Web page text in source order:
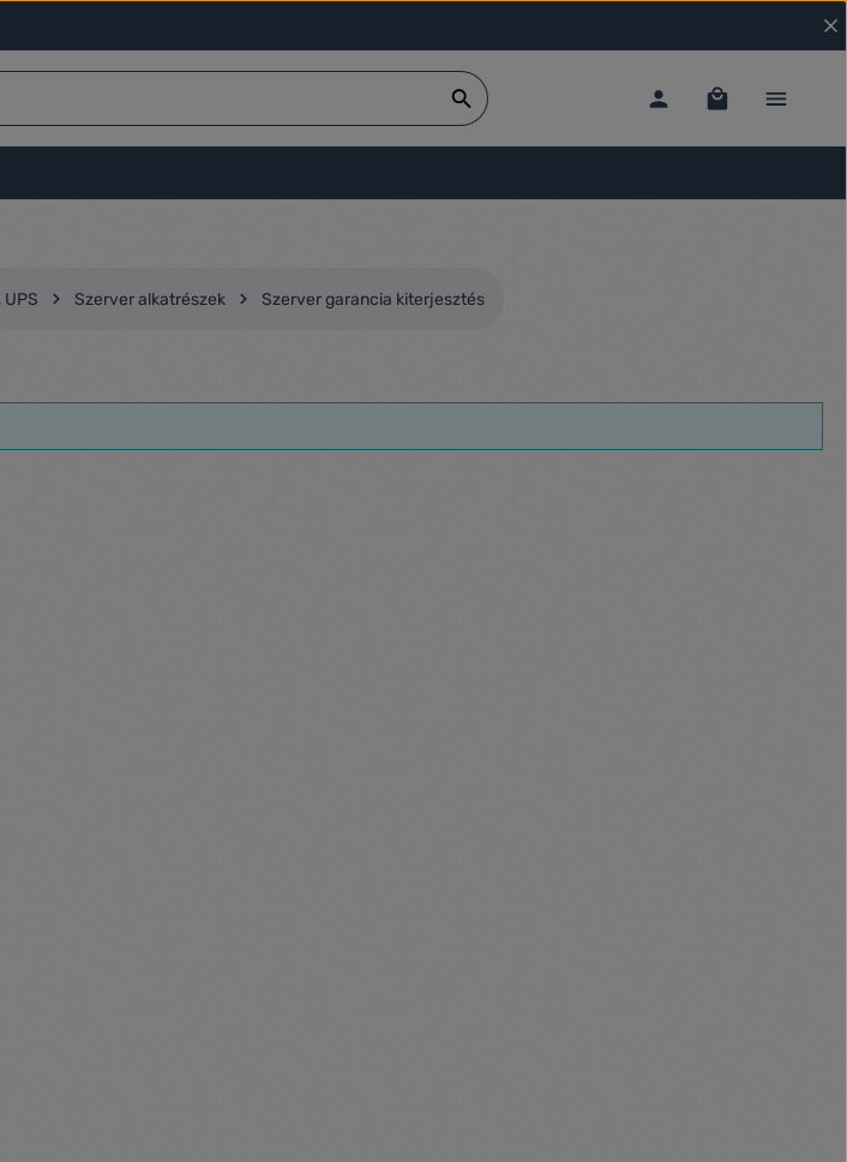
Szerver alkatrészek Szerver garancia kiterjesztés